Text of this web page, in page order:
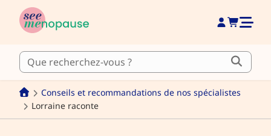
Conseils et recommandations de nos spécialistes
Lorraine raconte